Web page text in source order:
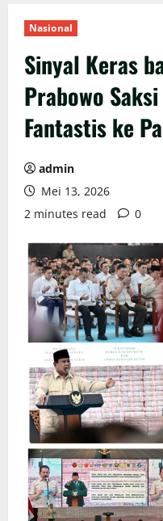
Nasional
Sinyal Keras
Prabowo
Fantastis ke
admin
Mei 13, 2026
2 minutes read
0